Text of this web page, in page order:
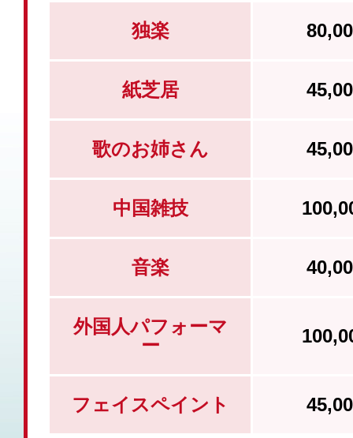
独楽
紙芝居
歌のお姉さん
中国雑技
音楽
外国人パフォーマ
ー
フェイスペイント